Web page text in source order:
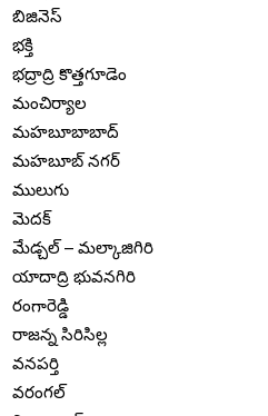
బిజినెస్
భక్తి
భద్రాద్రి కొత్తగూడెం
మంచిర్యాల
మహబూబాబాద్
మహబూబ్ నగర్
ములుగు
మెదక్
మేడ్చల్ – మల్కాజిగిరి
యాదాద్రి భువనగిరి
రంగారెడ్డి
రాజన్న సిరిసిల్ల
వనపర్తి
వరంగల్